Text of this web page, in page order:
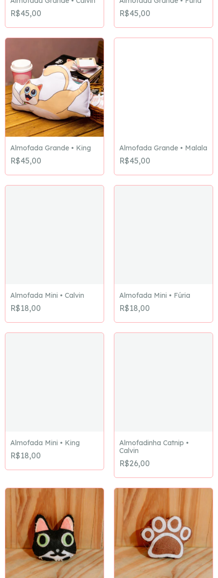
R$45,00 R$45,00
Almofada Grande • King
R$45,00
Almofada Grande • Malala
R$45,00
Almofada Mini • Calvin
R$18,00
Almofada Mini • Fúria
R$18,00
Almofada Mini • King
R$18,00
Almofadinha Catnip •
Calvin
R$26,00